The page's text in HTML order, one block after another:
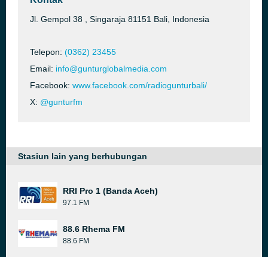
Jl. Gempol 38 , Singaraja 81151 Bali, Indonesia
Telepon: (0362) 23455
Email: info@gunturglobalmedia.com
Facebook: www.facebook.com/radiogunturbali/
X: @gunturfm
Stasiun lain yang berhubungan
RRI Pro 1 (Banda Aceh)
97.1 FM
88.6 Rhema FM
88.6 FM